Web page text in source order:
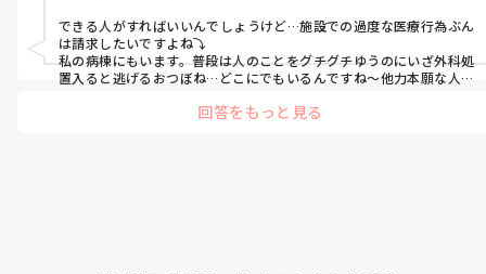
できる人がすればいいんでしょうけど…施設での過度な医療行為ぶん
は請求したいですよね⤵︎
私の病棟にもいます。普段は人のことをグチグチゆうのにいざ外科処
置入ると逃げるおつぼね…どこにでもいるんですね〜他力本願な人
回答をもっと見る